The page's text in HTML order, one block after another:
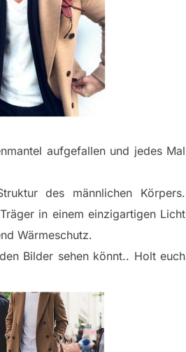
aufgefallen und jedes Mal
des männlichen Körpers.
in einem einzigartigen Licht
Wärmeschutz.
Bilder sehen könnt.. Holt euch